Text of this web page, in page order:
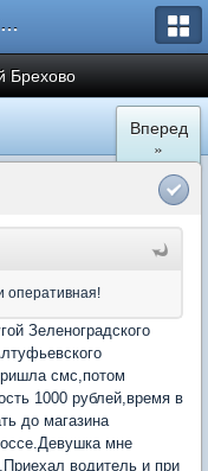
Форум Новостройки
Брехово
Вперед
»
оперативная!
Зеленоградского
смс,потом
1000 рублей,время в
до магазина
мне
водитель и при